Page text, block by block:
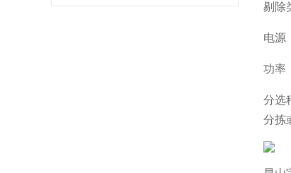
剔除
电源
功率
分选
分拣